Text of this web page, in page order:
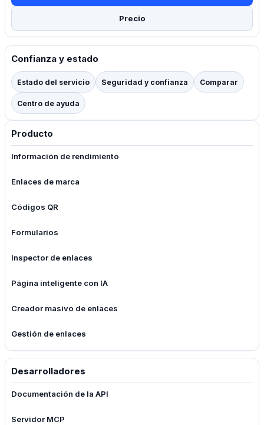
Precio
Confianza y estado
Estado del servicio Seguridad y confianza Comparar
Centro de ayuda
Producto
Información de rendimiento
Enlaces de marca
Códigos QR
Formularios
Inspector de enlaces
Página inteligente con IA
Creador masivo de enlaces
Gestión de enlaces
Desarrolladores
Documentación de la API
Servidor MCP